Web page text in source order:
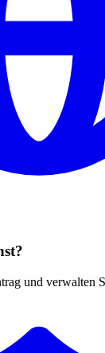
und verwalten